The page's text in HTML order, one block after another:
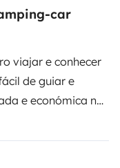
car
viajar e conhecer
de guiar e
e económica no
viagens , e
novas aventuras
tempo atrás ,